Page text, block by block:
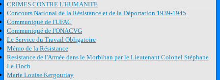
CRIMES CONTRE L'HUMANITE
Concours National de la Résistance et de la Déportation 1939-1945
Communiqué de l'UFAC
Communiqué de l'ONACVG
Le Service du Travail Obligatoire
Mémo de la Résistance
Resistance de l'Armée dans le Morbihan par le Lieutenant Colonel Stéphane
Le Floch
Marie Louise Kergourlay